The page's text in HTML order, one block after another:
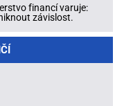
financí varuje:
závislost.